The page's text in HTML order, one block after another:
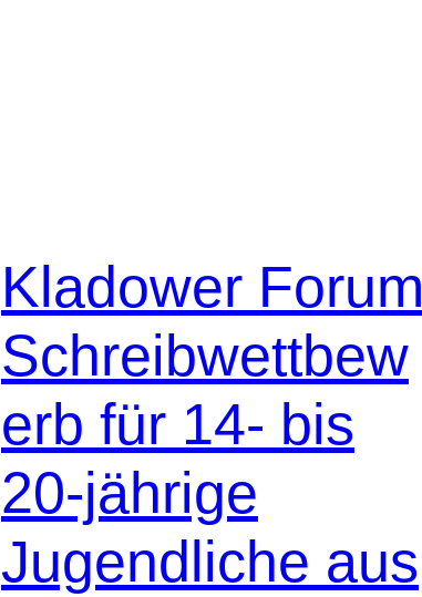
Kladower Forum
Schreibwettbew
erb für 14- bis
20-jährige
Jugendliche aus